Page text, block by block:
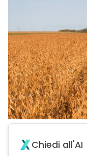
Chiedi all'AI